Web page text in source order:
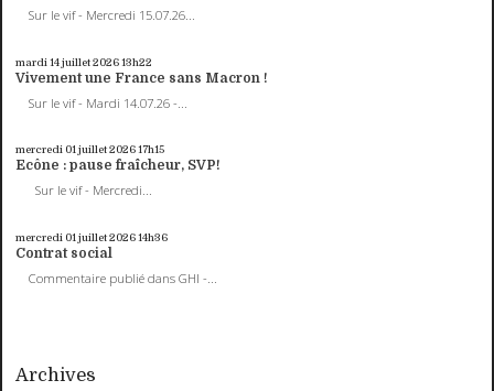
Sur le vif - Mercredi 15.07.26...
mardi 14juillet 202613h22
Vivement une France sans Macron !
Sur le vif - Mardi 14.07.26 -...
mercredi 01 juillet 202617h15
Ecône : pause fraîcheur, SVP!
Sur le vif - Mercredi...
mercredi 01 juillet 202614h36
Contrat social
Commentaire publié dans GHI -...
Archives